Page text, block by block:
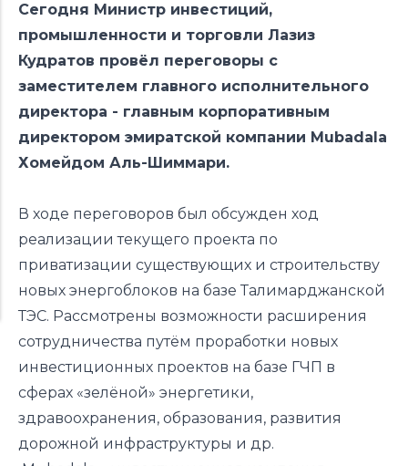
Сегодня Министр инвестиций,
промышленности и торговли Лазиз
Кудратов провёл переговоры с
заместителем главного исполнительного
директора - главным корпоративным
директором эмиратской компании Mubadala
Хомейдом Аль-Шиммари.
В ходе переговоров был обсужден ход
реализации текущего проекта по
приватизации существующих и строительству
новых энергоблоков на базе Талимарджанской
ТЭС. Рассмотрены возможности расширения
сотрудничества путём проработки новых
инвестиционных проектов на базе ГЧП в
сферах «зелёной» энергетики,
здравоохранения, образования, развития
дорожной инфраструктуры и др.